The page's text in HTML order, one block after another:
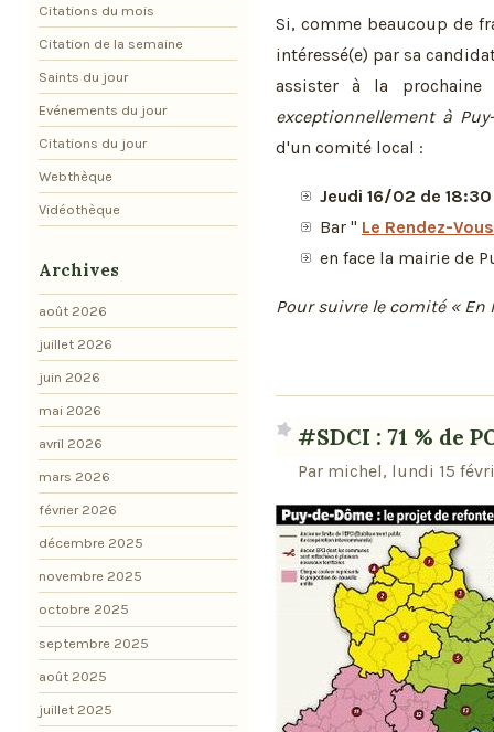
Si, comme beaucoup de
intéressé(e) par sa
assister à la
exceptionnellement à
d'un comité local :
Jeudi 16/02 de
Bar " Le Rendez-Vous
en face la mairie de
Pour suivre le comité « En
#SDCI : 71 % de
Par michel, lundi 15
Citations du mois
Citation de la semaine
Saints du jour
Evénements du jour
Citations du jour
Webthèque
Vidéothèque
Archives
août 2026
juillet 2026
juin 2026
mai 2026
avril 2026
mars 2026
février 2026
décembre 2025
novembre 2025
octobre 2025
septembre 2025
août 2025
juillet 2025